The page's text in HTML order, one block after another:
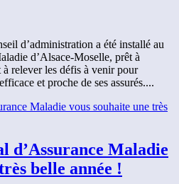
d’administration a été installé au
d’Alsace-Moselle, prêt à
relever les défis à venir pour
et proche de ses assurés....
d’Assurance Maladie
belle année !